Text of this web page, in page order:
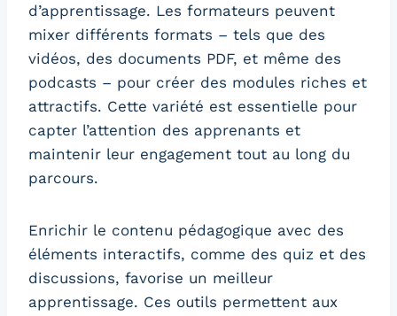
d’apprentissage. Les formateurs peuvent
mixer différents formats – tels que des
vidéos, des documents PDF, et même des
podcasts – pour créer des modules riches et
attractifs. Cette variété est essentielle pour
capter l’attention des apprenants et
maintenir leur engagement tout au long du
parcours.
Enrichir le contenu pédagogique avec des
éléments interactifs, comme des quiz et des
discussions, favorise un meilleur
apprentissage. Ces outils permettent aux